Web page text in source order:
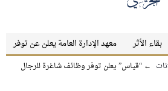
معهد الإدارة العامة يعلن عن توفر وظائف
← “قياس” يعلن توفر وظائف شاغرة للرجال